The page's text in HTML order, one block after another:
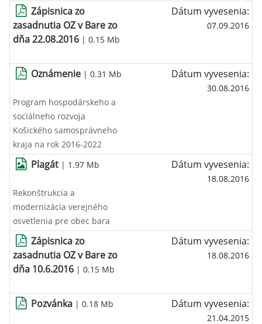
Zápisnica zo
zasadnutia OZ v Bare zo
dňa 22.08.2016 | 0.15 Mb
Dátum vyvesenia:
07.09.2016
Oznámenie | 0.31 Mb Dátum vyvesenia:
30.08.2016
Program hospodárskeho a
sociálneho rozvoja
Košického samosprávneho
kraja na rok 2016-2022
Plagát | 1.97 Mb Dátum vyvesenia:
18.08.2016
Rekonštrukcia a
modernizácia verejného
osvetlenia pre obec bara
Zápisnica zo
zasadnutia OZ v Bare zo
dňa 10.6.2016 | 0.15 Mb
Dátum vyvesenia:
18.08.2016
Pozvánka | 0.18 Mb Dátum vyvesenia:
21.04.2015